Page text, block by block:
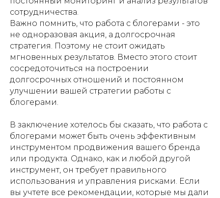
сотрудничества.
Важно помнить, что работа с блогерами - это
не одноразовая акция, а долгосрочная
стратегия. Поэтому не стоит ожидать
мгновенных результатов. Вместо этого стоит
сосредоточиться на построении
долгосрочных отношений и постоянном
улучшении вашей стратегии работы с
блогерами.
В заключение хотелось бы сказать, что работа с
блогерами может быть очень эффективным
инструментом продвижения вашего бренда
или продукта. Однако, как и любой другой
инструмент, он требует правильного
использования и управления рисками. Если
вы учтете все рекомендации, которые мы дали